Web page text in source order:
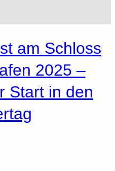
am Schloss
2025 –
Start in den